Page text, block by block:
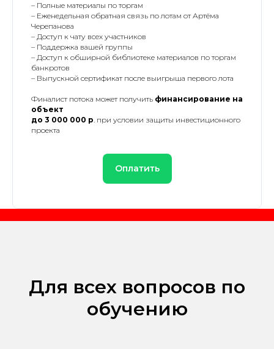
– Полные материалы по торгам
– Еженедельная обратная связь по лотам от Артёма
Черепанова
– Доступ к чату всех участников
– Поддержка вашей группы
– Доступ к обширной библиотеке материалов по торгам
банкротов
– Выпускной сертификат после выигрыша первого лота
Финалист потока может получить финансирование на
объект
до 3 000 000 р. при условии защиты инвестиционного
проекта
Оплатить
Для всех вопросов по
обучению